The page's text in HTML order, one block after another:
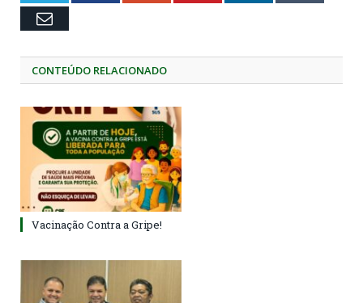
Email
CONTEÚDO RELACIONADO
Vacinação Contra a Gripe!